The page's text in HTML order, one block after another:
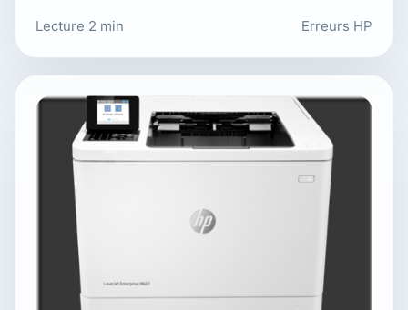
Lecture 2 min Erreurs HP